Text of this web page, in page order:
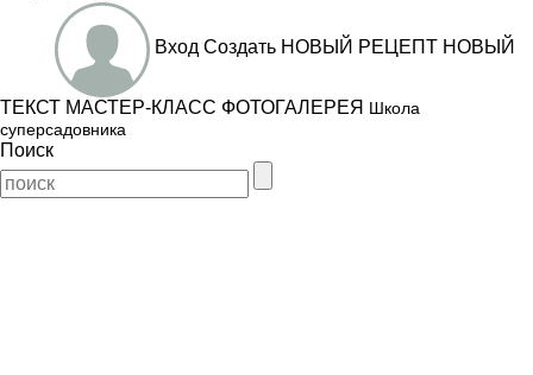
Вход Создать НОВЫЙ РЕЦЕПТ НОВЫЙ
ТЕКСТ МАСТЕР-КЛАСС ФОТОГАЛЕРЕЯ Школа
суперсадовника
Поиск